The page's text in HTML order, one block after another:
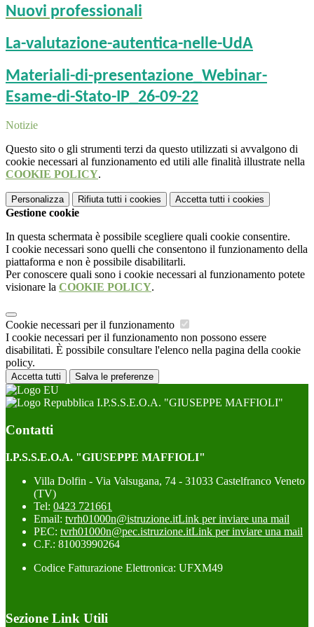
Nuovi professionali
La-valutazione-autentica-nelle-UdA
Materiali-di-presentazione_Webinar-
Esame-di-Stato-IP_26-09-22
Notizie
Questo sito o gli strumenti terzi da questo utilizzati si avvalgono di
cookie necessari al funzionamento ed utili alle finalità illustrate nella
COOKIE POLICY.
Personalizza Rifiuta tutti i cookies Accetta tutti i cookies
Gestione cookie
In questa schermata è possibile scegliere quali cookie consentire.
I cookie necessari sono quelli che consentono il funzionamento della
piattaforma e non è possibile disabilitarli.
Per conoscere quali sono i cookie necessari al funzionamento potete
visionare la COOKIE POLICY.
Cookie necessari per il funzionamento
I cookie necessari per il funzionamento non possono essere
disabilitati. È possibile consultare l'elenco nella pagina della cookie
policy.
Accetta tutti Salva le preferenze
I.P.S.S.E.O.A. "GIUSEPPE MAFFIOLI"
Contatti
I.P.S.S.E.O.A. "GIUSEPPE MAFFIOLI"
Villa Dolfin - Via Valsugana, 74 - 31033 Castelfranco Veneto
(TV)
Tel: 0423 721661
Email: tvrh01000n@istruzione.itLink per inviare una mail
PEC: tvrh01000n@pec.istruzione.itLink per inviare una mail
C.F.: 81003990264
Codice Fatturazione Elettronica: UFXM49
Sezione Link Utili